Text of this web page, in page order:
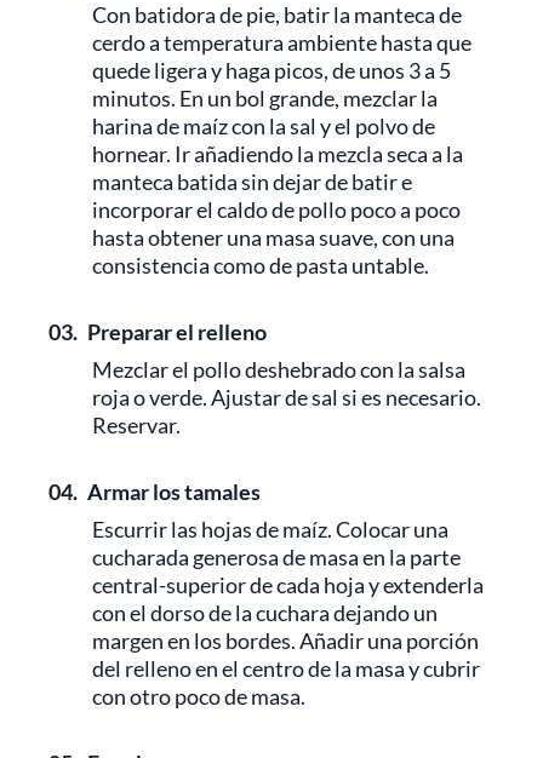
Con batidora de pie, batir la manteca de
cerdo a temperatura ambiente hasta que
quede ligera y haga picos, de unos 3 a 5
minutos. En un bol grande, mezclar la
harina de maíz con la sal y el polvo de
hornear. Ir añadiendo la mezcla seca a la
manteca batida sin dejar de batir e
incorporar el caldo de pollo poco a poco
hasta obtener una masa suave, con una
consistencia como de pasta untable.
03. Preparar el relleno
Mezclar el pollo deshebrado con la salsa
roja o verde. Ajustar de sal si es necesario.
Reservar.
04. Armar los tamales
Escurrir las hojas de maíz. Colocar una
cucharada generosa de masa en la parte
central-superior de cada hoja y extenderla
con el dorso de la cuchara dejando un
margen en los bordes. Añadir una porción
del relleno en el centro de la masa y cubrir
con otro poco de masa.